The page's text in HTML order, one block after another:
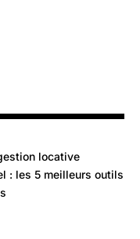
locative
: les 5 meilleurs outils